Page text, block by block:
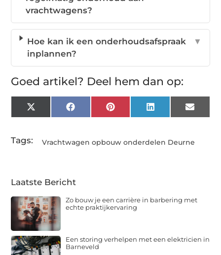
vrachtwagens?
Hoe kan ik een onderhoudsafspraak
inplannen?
▼
Goed artikel? Deel hem dan op:
X
(Twitter)
FacebookPinterestLinkedInEmail
Tags: Vrachtwagen opbouw onderdelen Deurne
Laatste Bericht
Zo bouw je een carrière in barbering met
echte praktijkervaring
Een storing verhelpen met een elektricien in
Barneveld